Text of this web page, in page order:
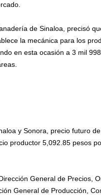
de Sinaloa, precisó
la mecánica para los
en esta ocasión a 3 mil
y Sonora, precio futuro
productor 5,092.85 pesos
General de Precios,
General de Producción,